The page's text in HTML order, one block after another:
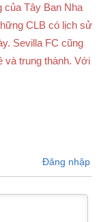
của Tây Ban Nha
CLB có lịch sử
Sevilla FC cũng
và trung thành. Với
Đăng nhập